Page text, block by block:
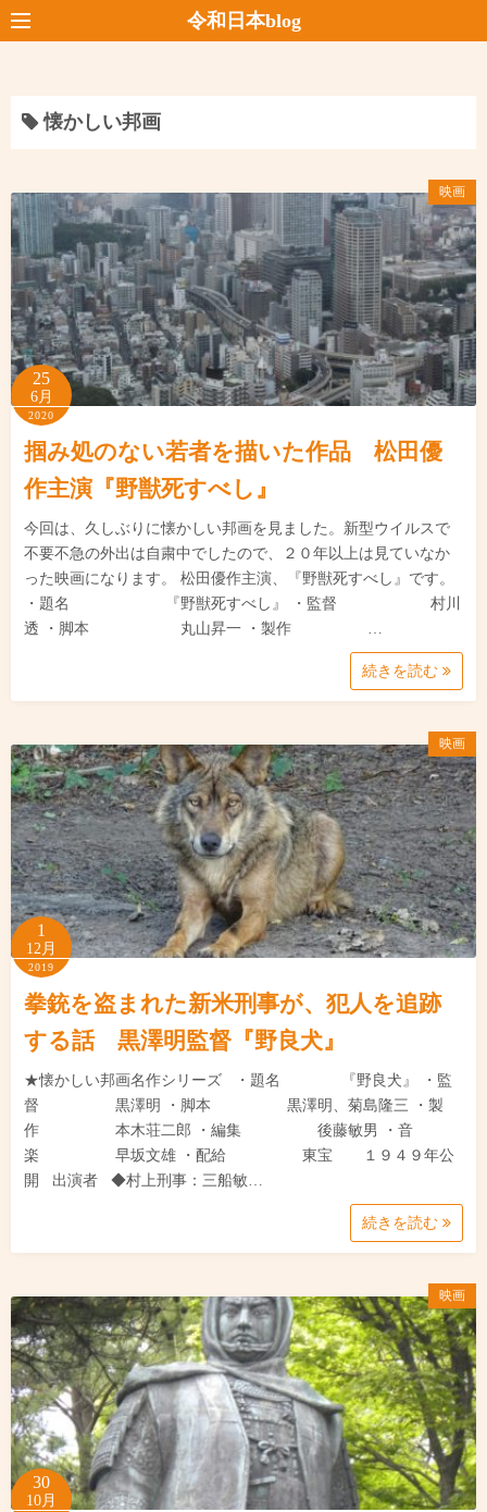
コ
ン
ン
へ
キ
プ
令和日本blog
懐かしい邦画
映画
25
6月
2020
掴み処のない若者を描いた作品 松田優
作主演『野獣死すべし』
今回は、久しぶりに懐かしい邦画を見ました。新型ウイルスで
不要不急の外出は自粛中でしたので、２０年以上は見ていなか
った映画になります。 松田優作主演、『野獣死すべし』です。
・題名 『野獣死すべし』 ・監督 村川
透 ・脚本 丸山昇一 ・製作 …
続きを読む
映画
1
12月
2019
拳銃を盗まれた新米刑事が、犯人を追跡
する話 黒澤明監督『野良犬』
★懐かしい邦画名作シリーズ ・題名 『野良犬』 ・監
督 黒澤明 ・脚本 黒澤明、菊島隆三 ・製
作 本木荘二郎 ・編集 後藤敏男 ・音
楽 早坂文雄 ・配給 東宝 １９４９年公
開 出演者 ◆村上刑事：三船敏…
続きを読む
映画
30
10月